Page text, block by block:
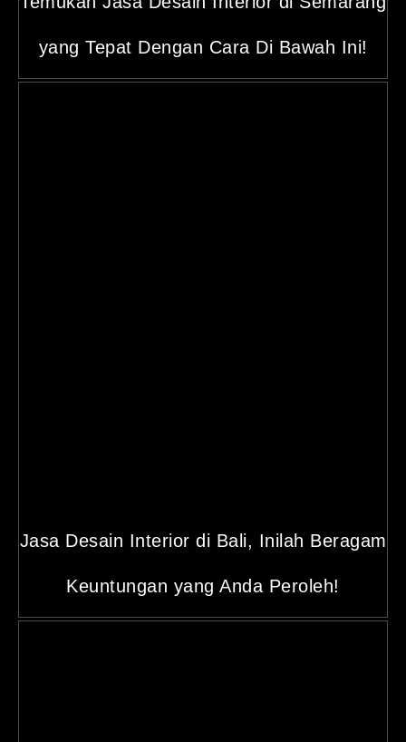
yang Tepat Dengan Cara Di Bawah Ini!
Jasa Desain Interior di Bali, Inilah Beragam
Keuntungan yang Anda Peroleh!